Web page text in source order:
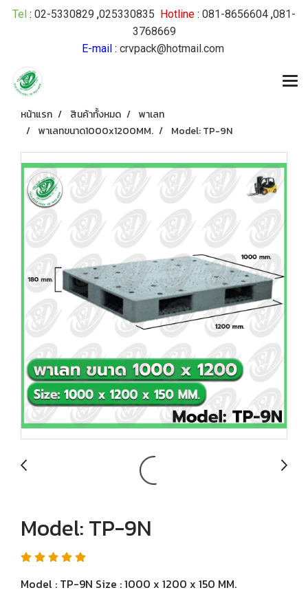
Tel : 02-5330829 ,025330835 Hotline : 081-8656604 ,081-
3768669
E-mail: crvpack@hotmail.com
หน้าแรก สินค้าทั้งหมด
พาเลท
พาเลทขนาด1000x1200MM.
Model: TP-9N
Model: TP-9N
Model : TP-9N Size : 1000 x 1200 x 150 MM.